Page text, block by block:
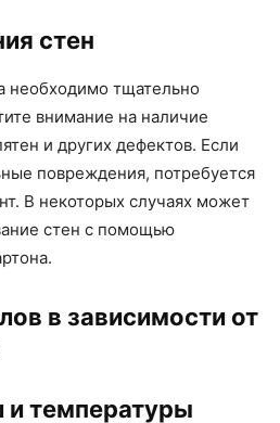
стен
необходимо тщательно
внимание на наличие
и других дефектов. Если
повреждения, потребуется
В некоторых случаях может
стен с помощью
в зависимости от
и температуры